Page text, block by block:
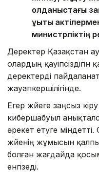
қолданыстағы
құқықтық
министрліктің
Деректер Қазақстан
олардың
деректерді
жауапкершілігінде.
Егер жүйеге заңсыз
кибершабуыл
әрекет етуге
жүйенің жұмысын
болған жағдайда
енгізеді.